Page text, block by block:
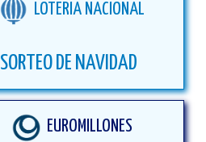
LOTERÍA NACIONAL
SORTEO DE NAVIDAD
EUROMILLONES